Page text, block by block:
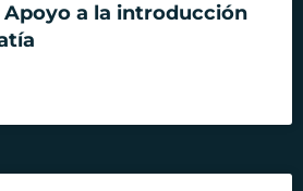
Apoyo a la introducción